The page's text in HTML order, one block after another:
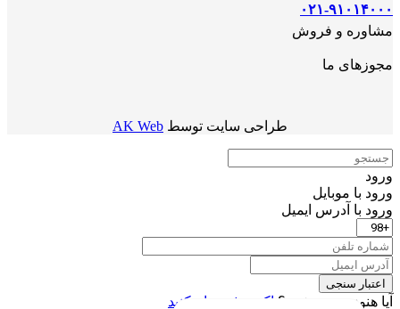
۰۲۱-۹۱۰۱۴۰۰۰
مشاوره و فروش
مجوزهای ما
طراحی سایت توسط AK Web
ورود
ورود با موبایل
ورود با ‫آدرس ایمیل
اعتبار سنجی
آیا هنوز عضو نشده؟ اکنون ثبت نام کنید